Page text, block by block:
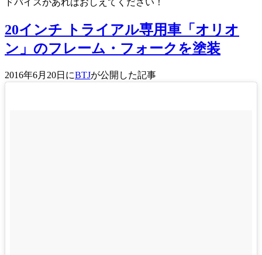
ドバイスがあればおしえてください！
20インチ トライアル専用車「オリオ
ン」のフレーム・フォークを塗装
2016年6月20日にBTJが公開した記事